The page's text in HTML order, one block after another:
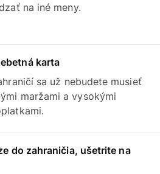
na iné meny.
karta
sa už nebudete musieť
maržami a vysokými
do zahraničia, ušetrite na